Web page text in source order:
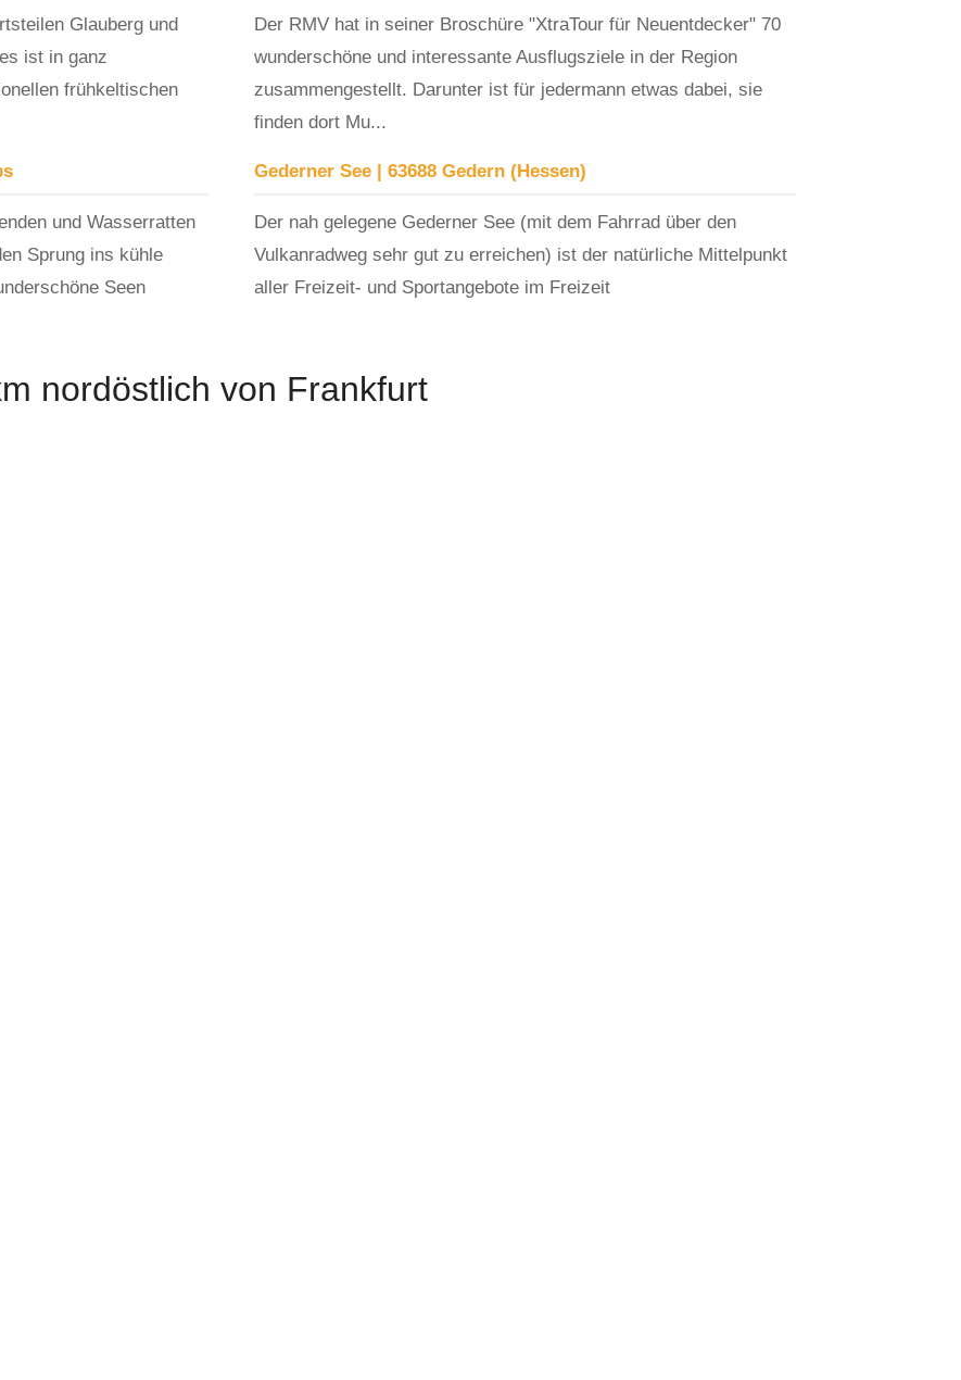
Glauberg und
ist in ganz
frühkeltischen
und Wasserratten
Sprung ins kühle
Seen
Der RMV hat in seiner Broschüre "XtraTour für Neuentdecker" 70
wunderschöne und interessante Ausflugsziele in der Region
zusammengestellt. Darunter ist für jedermann etwas dabei, sie
finden dort Mu...
Gederner See | 63688 Gedern (Hessen)
Der nah gelegene Gederner See (mit dem Fahrrad über den
Vulkanradweg sehr gut zu erreichen) ist der natürliche Mittelpunkt
aller Freizeit- und Sportangebote im Freizeit
nordöstlich von Frankfurt